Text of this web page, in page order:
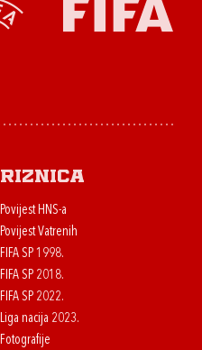
Riznica
Povijest HNS-a
Povijest Vatrenih
FIFA SP 1998.
FIFA SP 2018.
FIFA SP 2022.
Liga nacija 2023.
Fotografije